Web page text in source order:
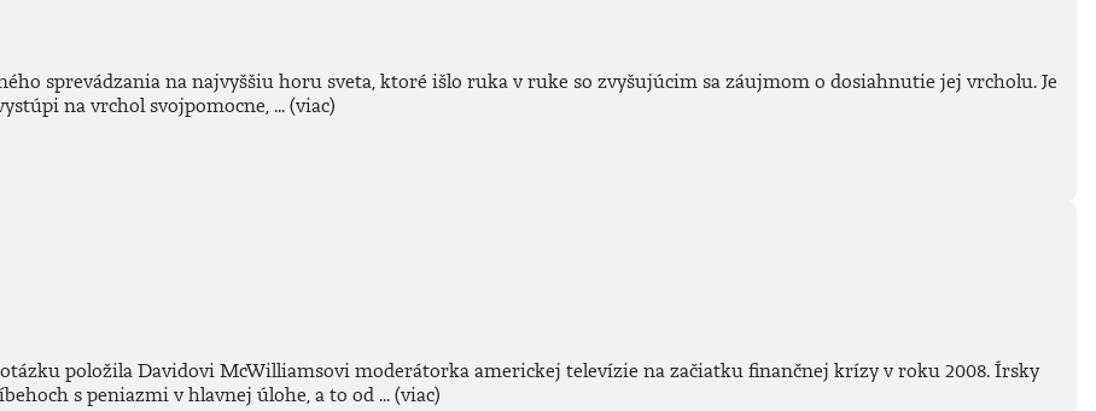
sprevádzania na najvyššiu horu sveta, ktoré išlo ruka v ruke so zvyšujúcim sa záujmom o dosiahnutie jej vrcholu. Je
na vrchol svojpomocne, ...(viac)
položila Davidovi McWilliamsovi moderátorka americkej televízie na začiatku finančnej krízy v roku 2008. Írsky
s peniazmi v hlavnej úlohe, a to od ...(viac)